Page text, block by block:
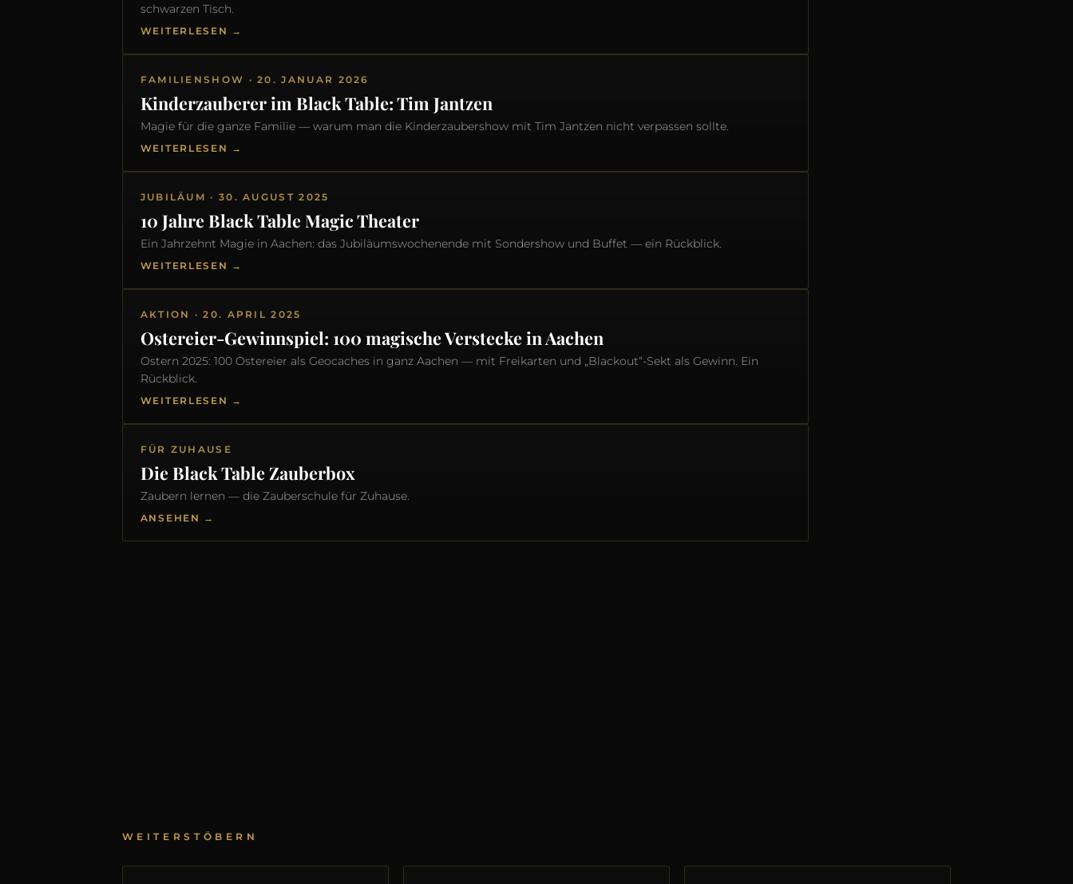
schwarzen Tisch.
WEITERLESEN →
FAMILIENSHOW · 20. JANUAR 2026
Kinderzauberer im Black Table: Tim Jantzen
Magie für die ganze Familie — warum man die Kinderzaubershow mit Tim Jantzen nicht verpassen sollte.
WEITERLESEN →
JUBILÄUM · 30. AUGUST 2025
10 Jahre Black Table Magic Theater
Ein Jahrzehnt Magie in Aachen: das Jubiläumswochenende mit Sondershow und Buffet — ein Rückblick.
WEITERLESEN →
AKTION · 20. APRIL 2025
Ostereier-Gewinnspiel: 100 magische Verstecke in Aachen
Ostern 2025: 100 Ostereier als Geocaches in ganz Aachen — mit Freikarten und „Blackout“-Sekt als Gewinn. Ein
Rückblick.
WEITERLESEN →
FÜR ZUHAUSE
Die Black Table Zauberbox
Zaubern lernen — die Zauberschule für Zuhause.
ANSEHEN →
WEITERSTÖBERN